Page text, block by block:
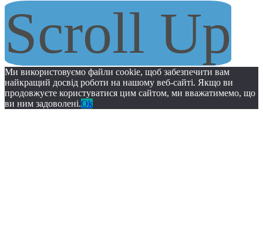
Scroll Up
Ми використовуємо файли cookie, щоб забезпечити вам
найкращий досвід роботи на нашому веб-сайті. Якщо ви
продовжуєте користуватися цим сайтом, ми вважатимемо, що
ви ним задоволені.Ok